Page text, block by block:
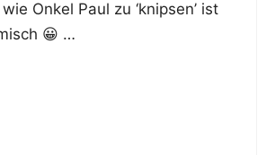
Onkel Paul zu ‘knip­sen’ ist
😀 …